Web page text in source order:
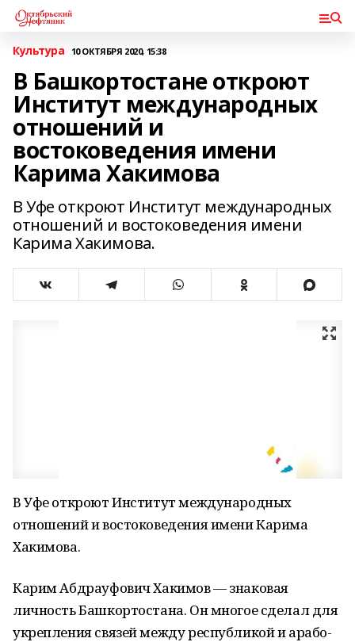
Культура 10 ОКТЯБРЯ 2020, 15:38
В Башкортостане откроют
Институт международных
отношений и
востоковедения имени
Карима Хакимова
В Уфе откроют Институт международных
отношений и востоковедения имени
Карима Хакимова.
В Уфе откроют Институт международных
отношений и востоковедения имени Карима
Хакимова.
Карим Абдрауфович Хакимов — знаковая
личность Башкортостана. Он многое сделал для
укрепления связей между республикой и арабо-